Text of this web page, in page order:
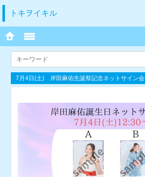
トキヲイキル
7月4日(土) 岸田麻佑生誕祭記念ネットサイン会